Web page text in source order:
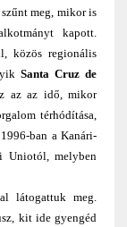
meg, mikor is
kapott.
közös regionális
Santa Cruz de
az az idő, mikor
térhódítása,
ban a Kanári-
Uniotól, melyben
látogattuk meg.
kit ide gyengéd